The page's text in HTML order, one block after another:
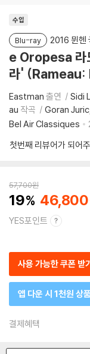
수입
Blu-ray 2016 뮌헨
e Oropesa 라
라'
Eastman 출연 Sidi
au 작곡 Goran Juric
Bel Air Classiques
첫번째 리뷰어가 되어
57,700원
19 46,800
YES포인트
사용 가능한 쿠폰 받
앱 다운 시 1천원 상
결제혜택